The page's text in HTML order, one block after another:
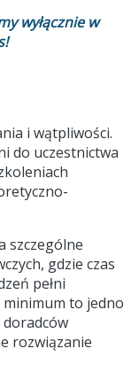
wyłącznie w
i wątpliwości.
do uczestnictwa
szczególne
gdzie czas
pełni
minimum to jedno
doradców
rozwiązanie